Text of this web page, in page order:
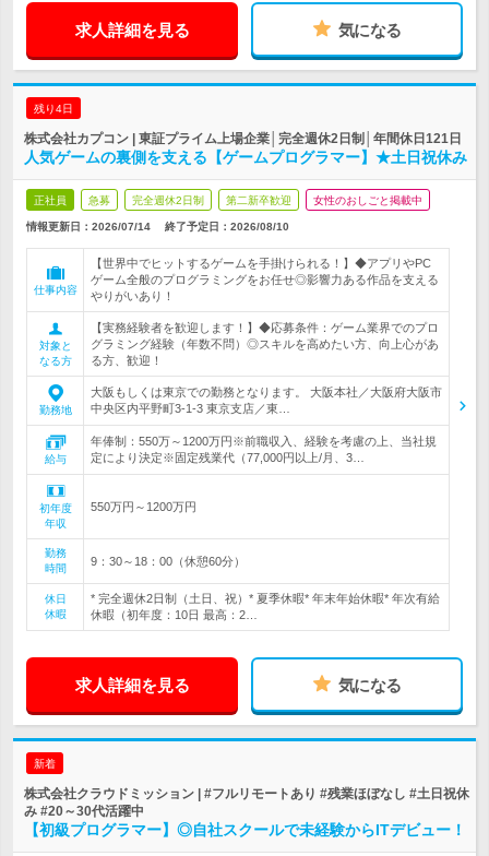
求人詳細を見る 気になる
残り4日
株式会社カプコン | 東証プライム上場企業│完全週休2日制│年間休日121日
人気ゲームの裏側を支える【ゲームプログラマー】★土日祝休み
正社員 急募 完全週休2日制 第二新卒歓迎 女性のおしごと掲載中
情報更新日：2026/07/14 終了予定日： 2026/08/10
仕事内容
【世界中でヒットするゲームを手掛けられる！】◆アプリやPC
ゲーム全般のプログラミングをお任せ◎影響力ある作品を支える
やりがいあり！
対象と
なる方
【実務経験者を歓迎します！】◆応募条件：ゲーム業界でのプロ
グラミング経験（年数不問）◎スキルを高めたい方、向上心があ
る方、歓迎！
勤務地
大阪もしくは東京での勤務となります。 大阪本社／大阪府大阪市
中央区内平野町3-1-3 東京支店／東…
給与
年俸制：550万～1200万円※前職収入、経験を考慮の上、当社規
定により決定※固定残業代（77,000円以上/月、3…
初年度
年収
550万円～1200万円
勤務
時間
9：30～18：00（休憩60分）
休日
休暇
* 完全週休2日制（土日、祝）* 夏季休暇* 年末年始休暇* 年次有給
休暇（初年度：10日 最高：2…
求人詳細を見る 気になる
新着
株式会社クラウドミッション | #フルリモートあり #残業ほぼなし #土日祝休
み #20～30代活躍中
【初級プログラマー】◎自社スクールで未経験からITデビュー！